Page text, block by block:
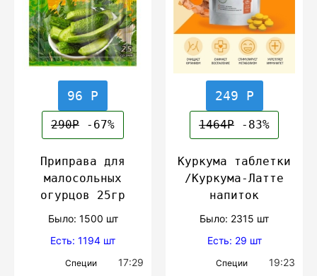
96 Р
290Р -67%
Приправа для
малосольных
огурцов 25гр
Было: 1500 шт
Есть: 1194 шт
Специи 17:29
249 Р
1464Р -83%
Куркума таблетки
/Куркума-Латте
напиток
Было: 2315 шт
Есть: 29 шт
Специи 19:23